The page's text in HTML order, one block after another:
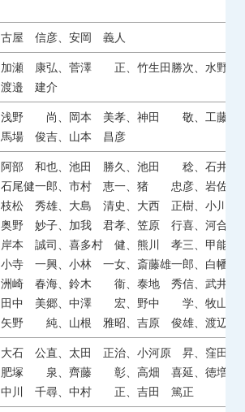
古屋 信彦、安岡 義人
加瀬 康弘、菅澤 正、竹生田勝次、水野
渡邉 建介
浅野 尚、岡本 美孝、神田 敬、工藤
馬場 俊吉、山本 昌彦
阿部 和也、池田 勝久、池田 稔、石井
石尾健一郎、市村 恵一、猪 忠彦、岩佐
枝松 秀雄、大島 清史、大西 正樹、小
奥野 妙子、加我 君孝、笠原 行喜、河
岸本 誠司、喜多村 健、熊川 孝三、甲能
小寺 一興、小林 一女、斎藤雄一郎、白幡
洲崎 春海、鈴木 衞、泰地 秀信、武井
田中 美郷、中澤 宏、野中 学、牧山
矢野 純、山根 雅昭、吉原 俊雄、渡
大石 公直、太田 正治、小河原 昇、窪田
肥塚 泉、齊藤 彰、高畑 喜延、徳増
中川 千尋、中村 正、吉田 篤正